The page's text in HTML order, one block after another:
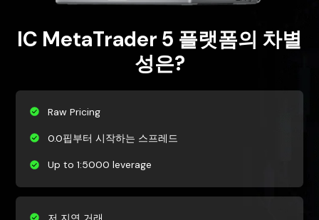
IC MetaTrader 5 플랫폼의 차별
성은?
Raw Pricing
0.0핍부터 시작하는 스프레드
Up to 1:5000 leverage